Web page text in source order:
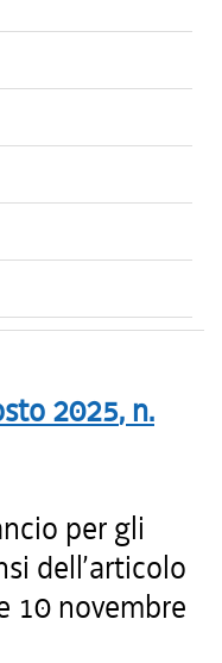
2025, n.
per gli
dell’articolo
10 novembre